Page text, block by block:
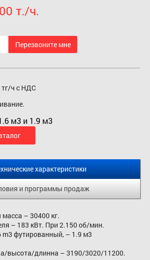
т./ч.
тг/ч с НДС
м3 и 1.9 м3
характеристики
и программы продаж
– 30400 кг.
– 183 кВт. При 2.150 об/мин.
футированный, – 1.9 м3
высота/длинна – 3190/3020/11200.